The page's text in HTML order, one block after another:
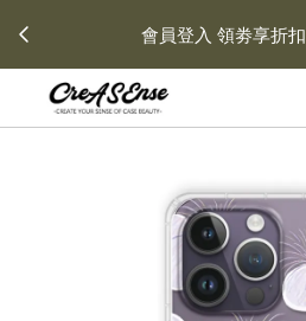
會員登入 領劵享折扣